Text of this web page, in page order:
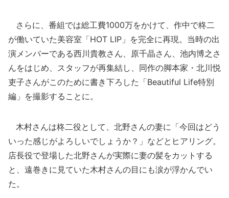
さらに、番組では総工費1000万をかけて、作中で柊二
が働いていた美容室「HOT LIP」を完全に再現。当時の出
演メンバーである西川貴教さん、原千晶さん、池内博之さ
んをはじめ、スタッフが再集結し、同作の脚本家・北川悦
吏子さんがこのために書き下ろした「Beautiful Life特別
編」を撮影することに。
木村さんは柊二役として、北野さんの妻に「今回はどう
いった感じがよろしいでしょうか？」などとヒアリング。
店長役で登場した北野さんが実際に妻の髪をカットする
と、遠巻きに見ていた木村さんの目にも涙が浮かんでい
た。